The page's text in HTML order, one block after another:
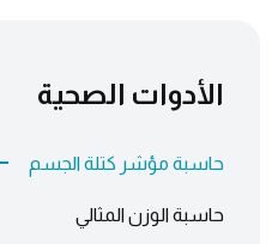
الأدوات الصحية
حاسبة مؤشر كتلة الجسم
حاسبة الوزن المثالي